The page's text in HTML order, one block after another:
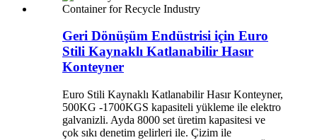
Geri Dönüşüm Endüstrisi için Euro
Stili Kaynaklı Katlanabilir Hasır
Konteyner
Euro Stili Kaynaklı Katlanabilir Hasır Konteyner,
500KG -1700KGS kapasiteli yükleme ile elektro
galvanizli. Ayda 8000 set üretim kapasitesi ve
çok sıkı denetim gelirleri ile. Çizim ile